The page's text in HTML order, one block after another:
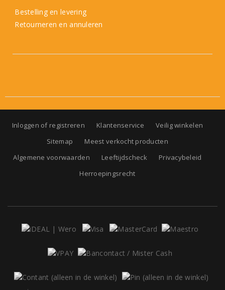
Bestelling en levering
Retourneren en annuleren
Inloggen of registreren Klantenservice
Veilig winkelen
Sitemap
Meest verkocht producten
Algemene voorwaarden
Leeftijdscheck
Privacybeleid
Herroepingsrecht